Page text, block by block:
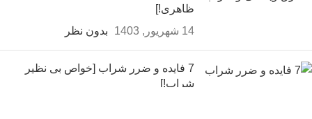
ظاهری!]
14 شهریور, 1403
بدون نظر
7 فایده و ضرر شراب [خواص بی نظیر
شراب!]